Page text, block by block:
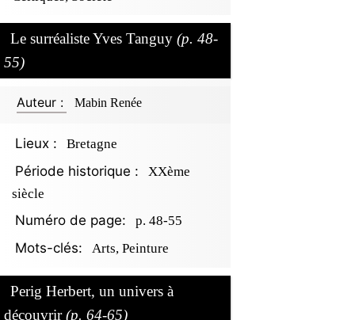
Le surréaliste Yves Tanguy (p. 48-
55)
Auteur : Mabin Renée
Lieux : Bretagne
Période historique :
XXème
siècle
Numéro de page: p. 48-55
Mots-clés: Arts, Peinture
Perig Herbert, un univers à
découvrir(p. 64-65)